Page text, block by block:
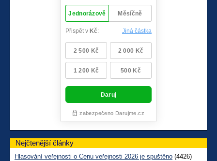
Nejčtenější články
Hlasování veřejnosti o Cenu veřejnosti 2026 je spuštěno (4426)